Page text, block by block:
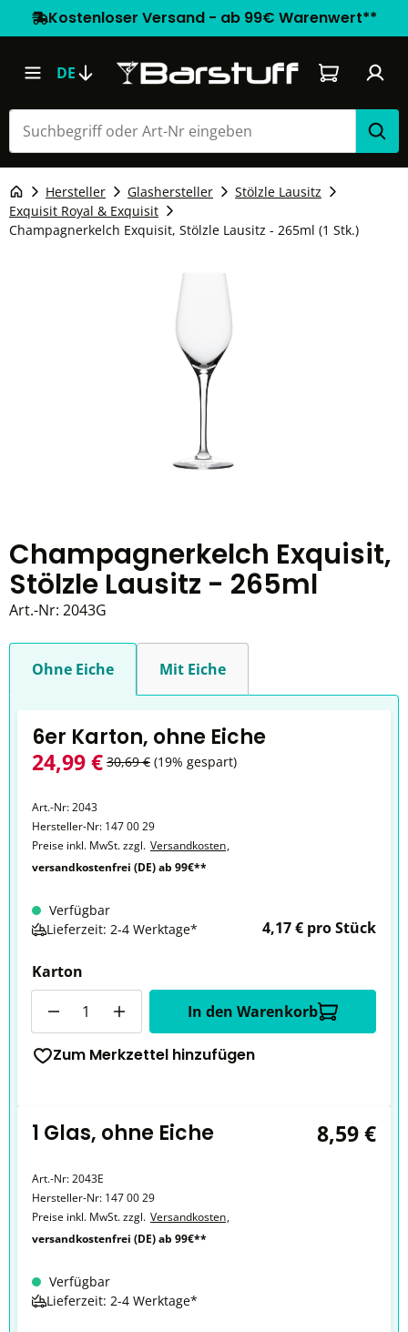
Kostenloser Versand - ab 99€ Warenwert**
DE Warenkorb
Hersteller Glashersteller
Stölzle Lausitz
Exquisit Royal & Exquisit
Champagnerkelch Exquisit, Stölzle Lausitz - 265ml (1 Stk.)
Champagnerkelch Exquisit,
Stölzle Lausitz - 265ml
Art.-Nr: 2043G
Ohne Eiche Mit Eiche
6er Karton, ohne Eiche
24,99 € 30,69 € (19% gespart)
Art.-Nr:2043
Hersteller-Nr: 147 00 29
Preise inkl. MwSt. zzgl. Versandkosten,
versandkostenfrei (DE) ab 99€**
Verfügbar
Lieferzeit: 2-4 Werktage*
4,17 € pro Stück
Karton
In den Warenkorb
Zum Merkzettel hinzufügen
1 Glas, ohne Eiche 8,59 €
Art.-Nr:2043E
Hersteller-Nr: 147 00 29
Preise inkl. MwSt. zzgl. Versandkosten,
versandkostenfrei (DE) ab 99€**
Verfügbar
Lieferzeit: 2-4 Werktage*